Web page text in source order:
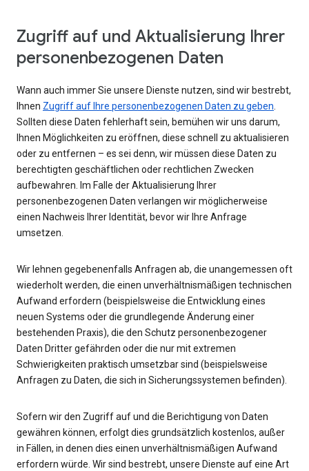
Zugriff auf und Aktualisierung Ihrer
personenbezogenen Daten
Wann auch immer Sie unsere Dienste nutzen, sind wir bestrebt,
Ihnen Zugriff auf Ihre personenbezogenen Daten zu geben.
Sollten diese Daten fehlerhaft sein, bemühen wir uns darum,
Ihnen Möglichkeiten zu eröffnen, diese schnell zu aktualisieren
oder zu entfernen – es sei denn, wir müssen diese Daten zu
berechtigten geschäftlichen oder rechtlichen Zwecken
aufbewahren. Im Falle der Aktualisierung Ihrer
personenbezogenen Daten verlangen wir möglicherweise
einen Nachweis Ihrer Identität, bevor wir Ihre Anfrage
umsetzen.
Wir lehnen gegebenenfalls Anfragen ab, die unangemessen oft
wiederholt werden, die einen unverhältnismäßigen technischen
Aufwand erfordern (beispielsweise die Entwicklung eines
neuen Systems oder die grundlegende Änderung einer
bestehenden Praxis), die den Schutz personenbezogener
Daten Dritter gefährden oder die nur mit extremen
Schwierigkeiten praktisch umsetzbar sind (beispielsweise
Anfragen zu Daten, die sich in Sicherungssystemen befinden).
Sofern wir den Zugriff auf und die Berichtigung von Daten
gewähren können, erfolgt dies grundsätzlich kostenlos, außer
in Fällen, in denen dies einen unverhältnismäßigen Aufwand
erfordern würde. Wir sind bestrebt, unsere Dienste auf eine Art